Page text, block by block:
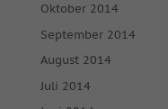
Oktober 2014
September 2014
August 2014
Juli 2014